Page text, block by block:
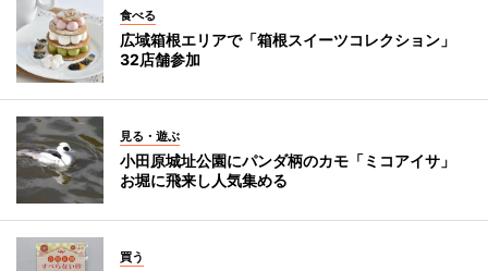
食べる
広域箱根エリアで「箱根スイーツコレクション」
32店舗参加
見る・遊ぶ
小田原城址公園にパンダ柄のカモ「ミコアイサ」
お堀に飛来し人気集める
買う